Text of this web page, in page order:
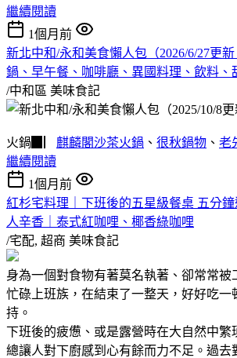
繼續閱讀
1個月前
新北中和/永和美食懶人包（2026/6/27更
鍋、早午餐、咖啡廳、異國料理、飲料、
/中和區 美味食記
火鍋▉▏ 麒麟閣沙茶火鍋 、 很秋鍋物 、 老
繼續閱讀
1個月前
紅杉宅料理｜下班後的五星級餐桌 五分
人辛香｜泰式紅咖哩、椰香綠咖哩
/宅配, 超商 美味食記
身為一個對食物有著莫名執著、卻常常被
忙碌上班族，在結束了一整天，好好吃一
持。
下班後的疲憊、或是露營時在大自然中繁
總讓人對下廚感到心有餘而力不足。過去